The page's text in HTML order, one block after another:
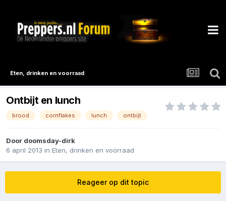
Eten, drinken en voorraad
Ontbijt en lunch
brood cornflakes lunch ontbijt
Door doomsday-dirk
6 april 2013 in Eten, drinken en voorraad
Reageer op dit topic